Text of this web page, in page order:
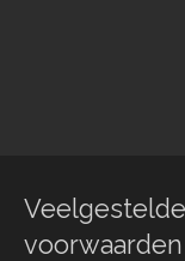
voorwaarden